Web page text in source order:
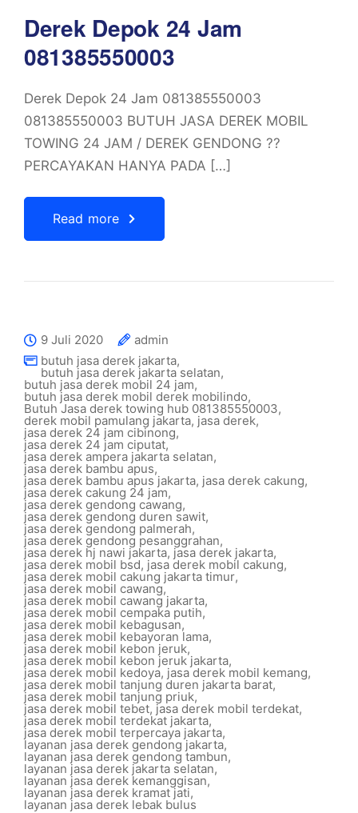
Derek Depok 24 Jam
081385550003
Derek Depok 24 Jam 081385550003
081385550003 BUTUH JASA DEREK MOBIL
TOWING 24 JAM / DEREK GENDONG ??
PERCAYAKAN HANYA PADA […]
Read more
9 Juli 2020
admin
butuh jasa derek jakarta,
butuh jasa derek jakarta selatan,
butuh jasa derek mobil 24 jam,
butuh jasa derek mobil derek mobilindo,
Butuh Jasa derek towing hub 081385550003,
derek mobil pamulang jakarta, jasa derek,
jasa derek 24 jam cibinong,
jasa derek 24 jam ciputat,
jasa derek ampera jakarta selatan,
jasa derek bambu apus,
jasa derek bambu apus jakarta, jasa derek cakung,
jasa derek cakung 24 jam,
jasa derek gendong cawang,
jasa derek gendong duren sawit,
jasa derek gendong palmerah,
jasa derek gendong pesanggrahan,
jasa derek hj nawi jakarta, jasa derek jakarta,
jasa derek mobil bsd, jasa derek mobil cakung,
jasa derek mobil cakung jakarta timur,
jasa derek mobil cawang,
jasa derek mobil cawang jakarta,
jasa derek mobil cempaka putih,
jasa derek mobil kebagusan,
jasa derek mobil kebayoran lama,
jasa derek mobil kebon jeruk,
jasa derek mobil kebon jeruk jakarta,
jasa derek mobil kedoya, jasa derek mobil kemang,
jasa derek mobil tanjung duren jakarta barat,
jasa derek mobil tanjung priuk,
jasa derek mobil tebet, jasa derek mobil terdekat,
jasa derek mobil terdekat jakarta,
jasa derek mobil terpercaya jakarta,
layanan jasa derek gendong jakarta,
layanan jasa derek gendong tambun,
layanan jasa derek jakarta selatan,
layanan jasa derek kemanggisan,
layanan jasa derek kramat jati,
layanan jasa derek lebak bulus